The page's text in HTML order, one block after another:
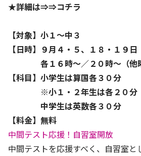
★詳細は⇒⇒コチラ
【対象】小１～中３
【日時】９月４・５、１８・１９日
各１６時～／２０時～（他曜
【科目】小学生は算国各３０分
※小１・２年生は各２０分
中学生は英数各３０分
【料金】無料
中間テスト応援！自習室開放
中間テストを応援すべく、自習室と